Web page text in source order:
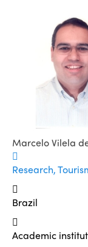
Marcelo Vilela
Research,
Brazil
Academic